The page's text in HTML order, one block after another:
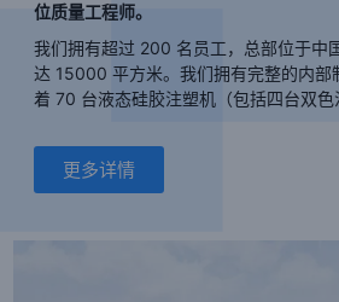
位质量工程师。
我们拥有超过 200 名员工，总部位于中
达 15000 平方米。我们拥有完整的内部
着 70 台液态硅胶注塑机（包括四台双色
更多详情